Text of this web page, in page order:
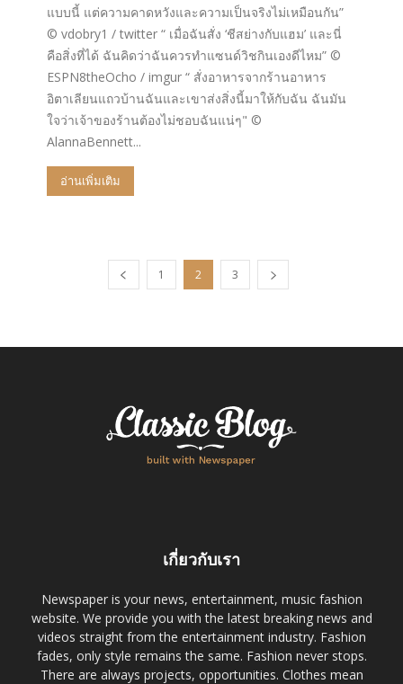
แบบนี้ แต่ความคาดหวังและความเป็นจริงไม่เหมือนกัน”
© vdobry1 / twitter “ เมื่อฉันสั่ง ‘ชีสย่างกับแฮม’ และนี่
คือสิ่งที่ได้ ฉันคิดว่าฉันควรทำแซนด์วิชกินเองดีไหม” ©
ESPN8theOcho / imgur “ สั่งอาหารจากร้านอาหาร
อิตาเลียนแถวบ้านฉันและเขาส่งสิ่งนี้มาให้กับฉัน ฉันมัน
ใจว่าเจ้าของร้านต้องไม่ชอบฉันแน่ๆ" ©
AlannaBennett...
อ่านเพิ่มเติม
1 2 3
เกี่ยวกับเรา
Newspaper is your news, entertainment, music fashion
website. We provide you with the latest breaking news and
videos straight from the entertainment industry. Fashion
fades, only style remains the same. Fashion never stops.
There are always projects, opportunities. Clothes mean